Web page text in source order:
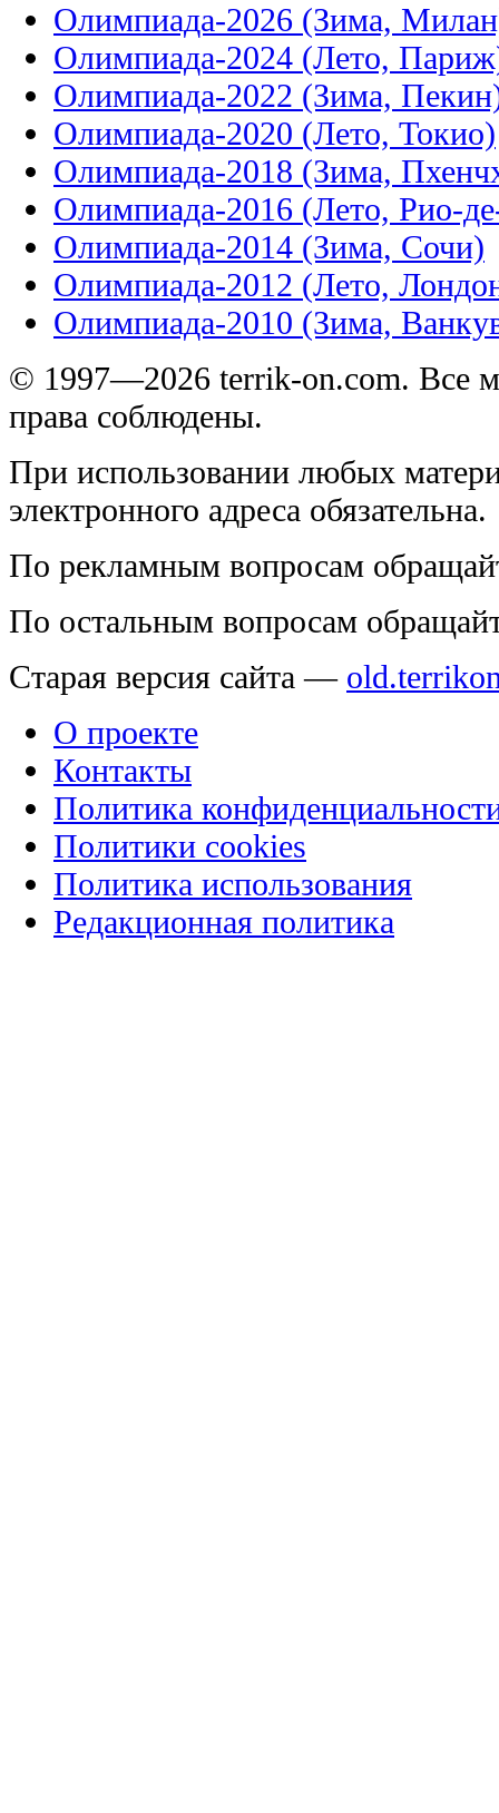
Олимпиада-2026 (Зима,
Олимпиада-2024 (Лето,
Олимпиада-2022 (Зима,
Олимпиада-2020 (Лето, Токио)
Олимпиада-2018 (Зима,
Олимпиада-2016 (Лето, Рио-
Олимпиада-2014 (Зима, Сочи)
Олимпиада-2012 (Лето,
Олимпиада-2010 (Зима,
© 1997—2026 terrik-on.com. Все
права соблюдены.
При использовании любых
электронного адреса обязательна.
По рекламным вопросам
По остальным вопросам
Старая версия сайта —
О проекте
Контакты
Политика
Политики cookies
Политика использования
Редакционная политика